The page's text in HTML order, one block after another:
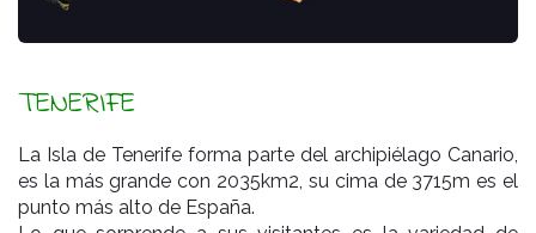
TENERIFE
La Isla de Tenerife forma parte del archipiélago Canario,
es la más grande con 2035km2, su cima de 3715m es el
punto más alto de España.